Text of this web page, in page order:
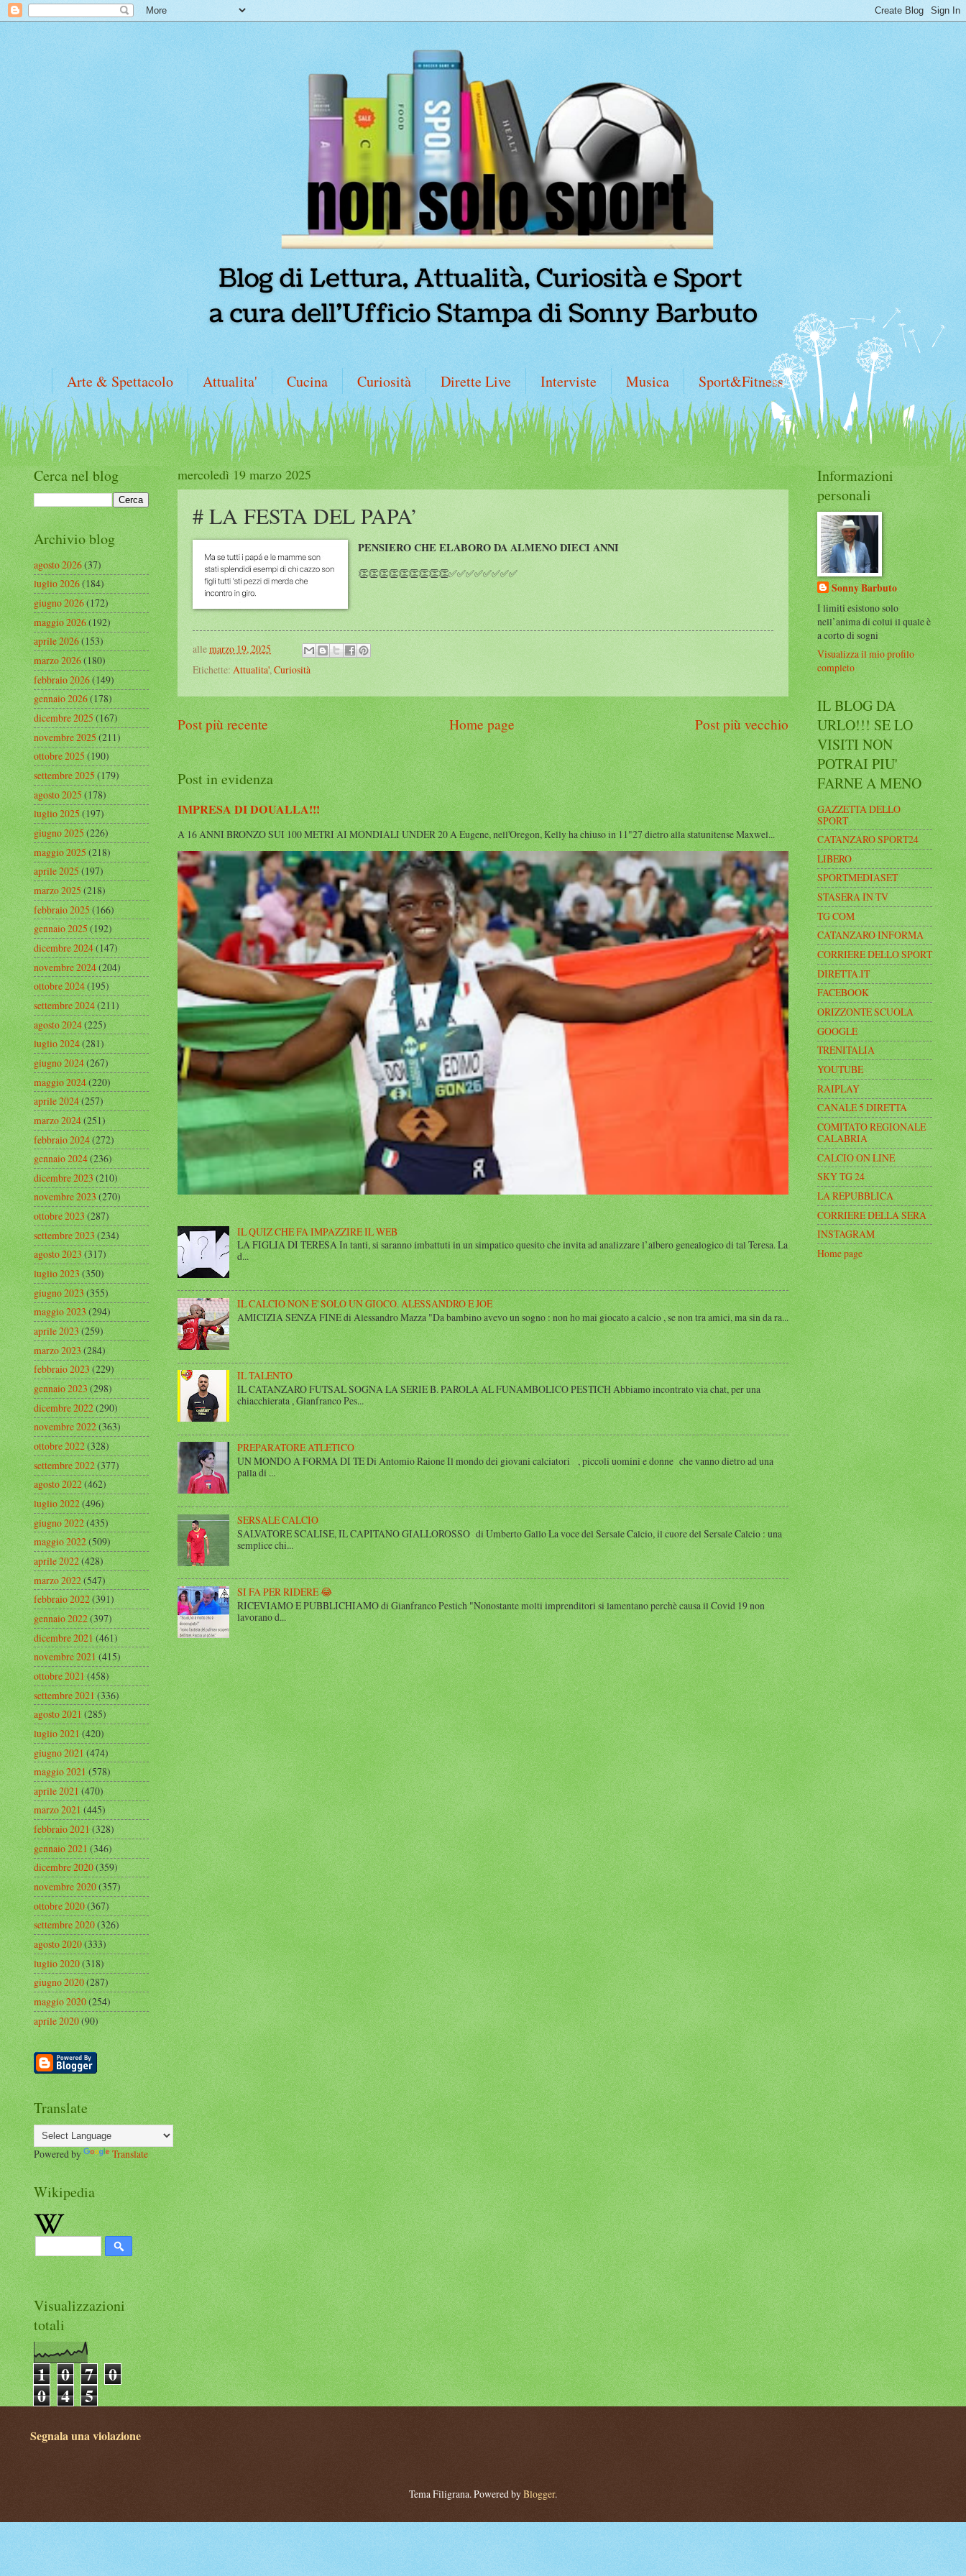
Arte & Spettacolo Attualita' Cucina Curiosità Dirette Live Interviste Musica Sport&Fitness
mercoledì 19 marzo 2025
# LA FESTA DEL PAPA’
PENSIERO CHE ELABORO DA ALMENO DIECI ANNI
👏👏👏👏👏👏👏👏👏✅✅✅✅✅✅✅✅
allemarzo 19, 2025
Etichette: Attualita',Curiosità
Post più recente Post più vecchio
Home page
Post in evidenza
IMPRESA DI DOUALLA!!!
A 16 ANNI BRONZO SUI 100 METRI AI MONDIALI UNDER 20 A Eugene, nell'Oregon, Kelly ha chiuso in 11"27 dietro alla statunitense Maxwel...
IL QUIZ CHE FA IMPAZZIRE IL WEB
LA FIGLIA DI TERESA In tanti, si saranno imbattuti in un simpatico quesito che invita ad analizzare l’albero genealogico di tal Teresa. La
d...
IL CALCIO NON E' SOLO UN GIOCO. ALESSANDRO E JOE
AMICIZIA SENZA FINE di Alessandro Mazza "Da bambino avevo un sogno : non ho mai giocato a calcio , se non tra amici, ma sin da ra...
IL TALENTO
IL CATANZARO FUTSAL SOGNA LA SERIE B. PAROLA AL FUNAMBOLICO PESTICH Abbiamo incontrato via chat, per una
chiacchierata , Gianfranco Pes...
PREPARATORE ATLETICO
UN MONDO A FORMA DI TE Di Antomio Raione Il mondo dei giovani calciatori , piccoli uomini e donne che vanno dietro ad una
palla di ...
SERSALE CALCIO
SALVATORE SCALISE, IL CAPITANO GIALLOROSSO di Umberto Gallo La voce del Sersale Calcio, il cuore del Sersale Calcio : una
semplice chi...
SI FA PER RIDERE 😂
RICEVIAMO E PUBBLICHIAMO di Gianfranco Pestich "Nonostante molti imprenditori si lamentano perchè causa il Covid 19 non
lavorano d...
Cerca nel blog
Archivio blog
agosto 2026(37)
luglio 2026(184)
giugno 2026(172)
maggio 2026(192)
aprile 2026(153)
marzo 2026(180)
febbraio 2026(149)
gennaio 2026(178)
dicembre 2025(167)
novembre 2025(211)
ottobre 2025(190)
settembre 2025(179)
agosto 2025(178)
luglio 2025(197)
giugno 2025(226)
maggio 2025(218)
aprile 2025(197)
marzo 2025(218)
febbraio 2025(166)
gennaio 2025(192)
dicembre 2024(147)
novembre 2024(204)
ottobre 2024(195)
settembre 2024(211)
agosto 2024(225)
luglio 2024(281)
giugno 2024(267)
maggio 2024(220)
aprile 2024(257)
marzo 2024(251)
febbraio 2024(272)
gennaio 2024(236)
dicembre 2023(210)
novembre 2023(270)
ottobre 2023(287)
settembre 2023(234)
agosto 2023(317)
luglio 2023(350)
giugno 2023(355)
maggio 2023(294)
aprile 2023(259)
marzo 2023(284)
febbraio 2023(229)
gennaio 2023(298)
dicembre 2022(290)
novembre 2022(363)
ottobre 2022(328)
settembre 2022(377)
agosto 2022(462)
luglio 2022(496)
giugno 2022(435)
maggio 2022(509)
aprile 2022(428)
marzo 2022(547)
febbraio 2022(391)
gennaio 2022(397)
dicembre 2021(461)
novembre 2021(415)
ottobre 2021(458)
settembre 2021(336)
agosto 2021(285)
luglio 2021(420)
giugno 2021(474)
maggio 2021(578)
aprile 2021(470)
marzo 2021(445)
febbraio 2021(328)
gennaio 2021(346)
dicembre 2020(359)
novembre 2020(357)
ottobre 2020(367)
settembre 2020(326)
agosto 2020(333)
luglio 2020(318)
giugno 2020(287)
maggio 2020(254)
aprile 2020(90)
Translate
Powered by Translate
Wikipedia
Visualizzazioni
totali
1 0 7 0
0 4 5
Informazioni
personali
Sonny Barbuto
I limiti esistono solo
nell’anima di colui il quale è
a corto di sogni
Visualizza il mio profilo
completo
IL BLOG DA
URLO!!! SE LO
VISITI NON
POTRAI PIU'
FARNE A MENO
GAZZETTA DELLO
SPORT
CATANZARO SPORT24
LIBERO
SPORTMEDIASET
STASERA IN TV
TG COM
CATANZARO INFORMA
CORRIERE DELLO SPORT
DIRETTA.IT
FACEBOOK
ORIZZONTE SCUOLA
GOOGLE
TRENITALIA
YOUTUBE
RAIPLAY
CANALE 5 DIRETTA
COMITATO REGIONALE
CALABRIA
CALCIO ON LINE
SKY TG 24
LA REPUBBLICA
CORRIERE DELLA SERA
INSTAGRAM
Home page
Segnala una violazione
Tema Filigrana. Powered byBlogger.